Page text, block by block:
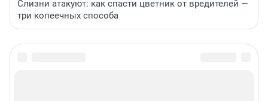
Слизни атакуют: как спасти цветник от вредителей —
три копеечных способа